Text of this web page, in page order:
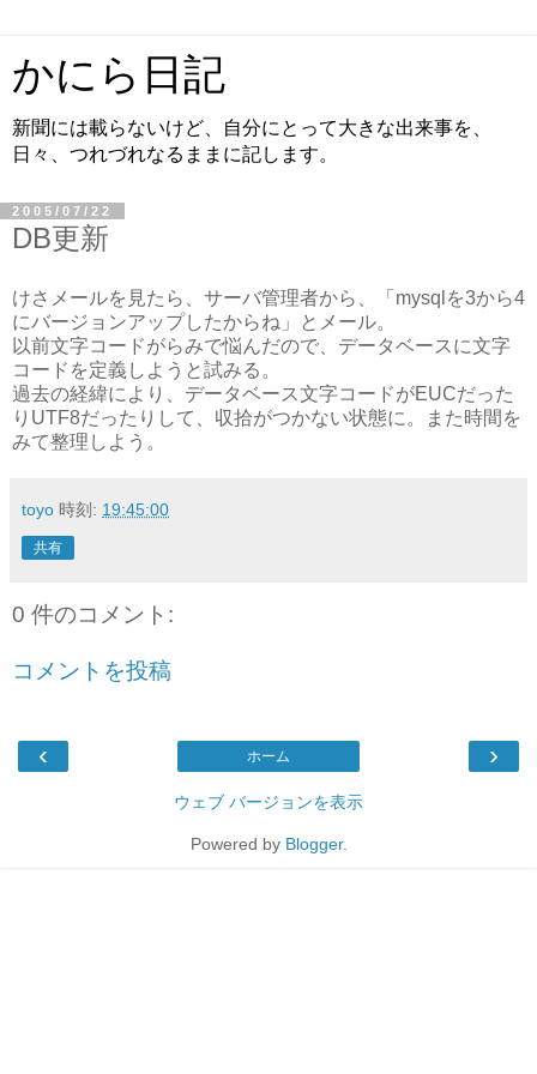
かにら日記
新聞には載らないけど、自分にとって大きな出来事を、
日々、つれづれなるままに記します。
2005/07/22
DB更新
けさメールを見たら、サーバ管理者から、「mysqlを3から4
にバージョンアップしたからね」とメール。
以前文字コードがらみで悩んだので、データベースに文字
コードを定義しようと試みる。
過去の経緯により、データベース文字コードがEUCだった
りUTF8だったりして、収拾がつかない状態に。また時間を
みて整理しよう。
toyo 時刻: 19:45:00
共有
0 件のコメント:
コメントを投稿
‹ ›
ホーム
ウェブ バージョンを表示
Powered by Blogger.